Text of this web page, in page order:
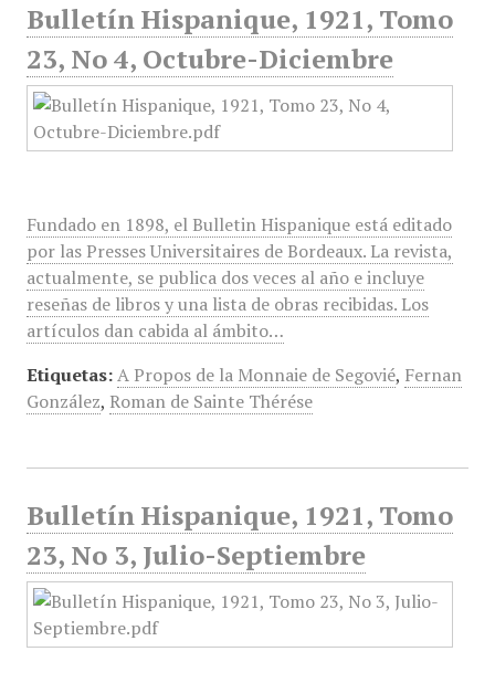
Bulletín Hispanique, 1921, Tomo
23, No 4, Octubre-Diciembre
Fundado en 1898, el Bulletin Hispanique está editado
por las Presses Universitaires de Bordeaux. La revista,
actualmente, se publica dos veces al año e incluye
reseñas de libros y una lista de obras recibidas. Los
artículos dan cabida al ámbito…
Etiquetas: A Propos de la Monnaie de Segovié, Fernan
González, Roman de Sainte Thérése
Bulletín Hispanique, 1921, Tomo
23, No 3, Julio-Septiembre